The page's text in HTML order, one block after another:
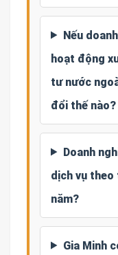
Nếu
hoạt động
tư nước
đổi thế nào?
Doanh
dịch vụ theo
năm?
Gia Minh